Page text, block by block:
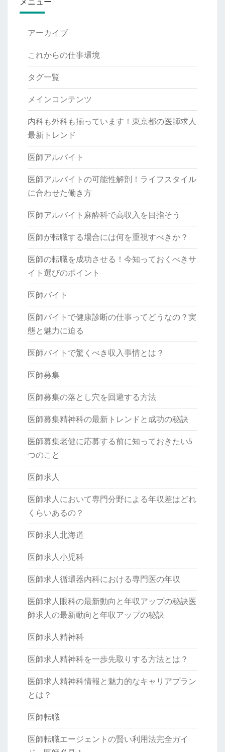
アーカイブ
これからの仕事環境
タグ一覧
メインコンテンツ
内科も外科も揃っています！東京都の医師求人
最新トレンド
医師アルバイト
医師アルバイトの可能性解剖！ライフスタイル
に合わせた働き方
医師アルバイト麻酔科で高収入を目指そう
医師が転職する場合には何を重視すべきか？
医師の転職を成功させる！今知っておくべきサ
イト選びのポイント
医師バイト
医師バイトで健康診断の仕事ってどうなの？実
態と魅力に迫る
医師バイトで驚くべき収入事情とは？
医師募集
医師募集の落とし穴を回避する方法
医師募集精神科の最新トレンドと成功の秘訣
医師募集老健に応募する前に知っておきたい5
つのこと
医師求人
医師求人において専門分野による年収差はどれ
くらいあるの？
医師求人北海道
医師求人小児科
医師求人循環器内科における専門医の年収
医師求人眼科の最新動向と年収アップの秘訣医
師求人の最新動向と年収アップの秘訣
医師求人精神科
医師求人精神科を一歩先取りする方法とは？
医師求人精神科情報と魅力的なキャリアプラン
とは？
医師転職
医師転職エージェントの賢い利用法完全ガイ